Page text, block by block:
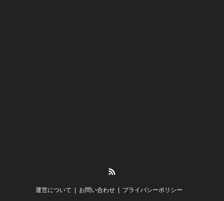
運営について お問い合わせ プライバシーポリシー